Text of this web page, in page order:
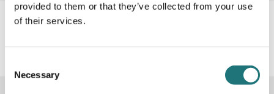
provided to them or that they’ve collected from your use
of their services.
Selection
Necessary
#Interiörbutiken